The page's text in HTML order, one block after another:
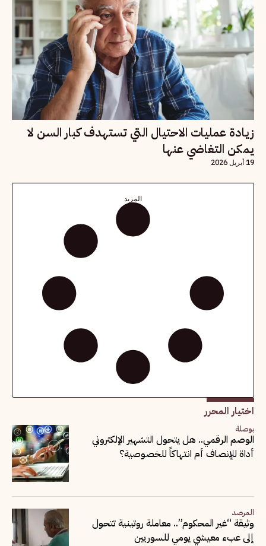
زيادة عمليات الاحتيال التي تستهدف كبار السن لا
يمكن التغاضي عنها
19 أبريل 2026
المزيد
اختيار المحرر
بوصلة
الوصم الرقمي.. هل يتحول التشهير الإلكتروني
أداة للإنصاف أم انتهاكاً للخصوصية؟
المرصد
وثيقة “غير المحكوم”.. معاملة روتينية تتحول
إلى عبء معيشي يومي للسوريين